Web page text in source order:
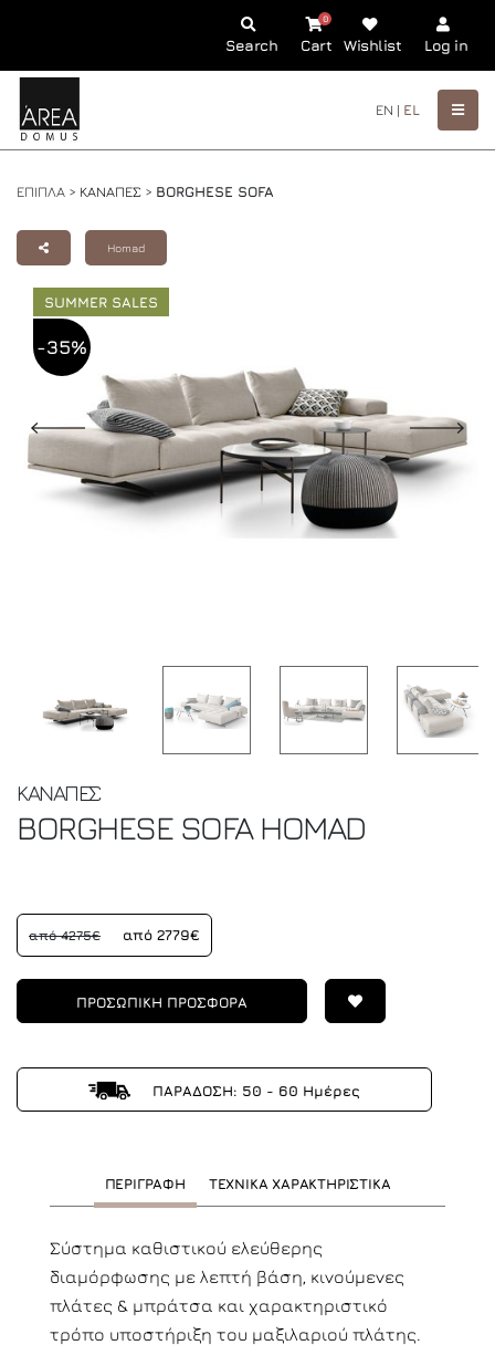
Search Cart
0
Wishlist Log in
EN | EL
ΕΠΙΠΛΑ > ΚΑΝΑΠΕΣ > BORGHESE SOFA
Homad
SUMMER SALES
-35%
ΚΑΝΑΠΕΣ
BORGHESE SOFAHOMAD
από 4275€ από 2779€
ΠΡΟΣΩΠΙΚΗ ΠΡΟΣΦΟΡΑ
ΠΑΡΑΔΟΣΗ: 50 - 60 Ημέρες
ΠΕΡΙΓΡΑΦΗ ΤΕΧΝΙΚΑ ΧΑΡΑΚΤΗΡΙΣΤΙΚΑ
Σύστημα καθιστικού ελεύθερης
διαμόρφωσης με λεπτή βάση, κινούμενες
πλάτες & μπράτσα και χαρακτηριστικό
τρόπο υποστήριξη του μαξιλαριού πλάτης.